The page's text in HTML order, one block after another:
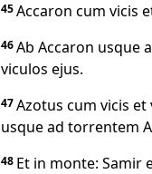
45Accaron cum vicis
46Ab Accaron usque
viculos ejus.
47Azotus cum vicis et
usque ad torrentem
48 Et in monte: Samir